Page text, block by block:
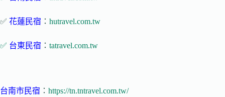
✅ 花蓮民宿 ： hutravel.com.tw
✅ 台東民宿 ： tatravel.com.tw
台南市民宿 ： https://tn.tntravel.com.tw/